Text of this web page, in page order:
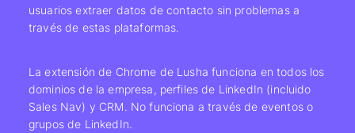
usuarios extraer datos de contacto sin problemas a
través de estas plataformas.
La extensión de Chrome de Lusha funciona en todos los
dominios de la empresa, perfiles de LinkedIn (incluido
Sales Nav) y CRM. No funciona a través de eventos o
grupos de LinkedIn.